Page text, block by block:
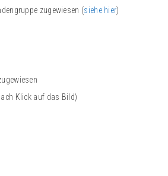
zugewiesen (siehe hier)
Klick auf das Bild)